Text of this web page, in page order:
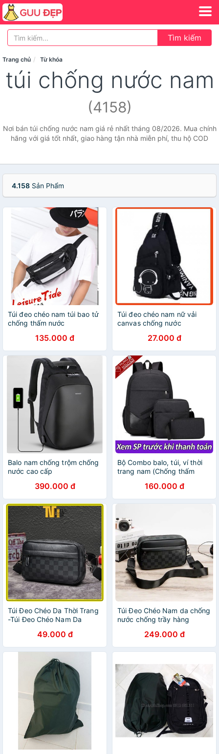
Tìm kiếm
Trang chủ Từ khóa
túi chống nước nam
(4158)
Nơi bán túi chống nước nam giá rẻ nhất tháng 08/2026. Mua chính
hãng với giá tốt nhất, giao hàng tận nhà miễn phí, thu hộ COD
4.158 Sản Phẩm
Túi đeo chéo nam túi bao tử
chống thấm nước
135.000 đ
Túi đeo chéo nam nữ vải
canvas chống nước
27.000 đ
Balo nam chống trộm chống
nước cao cấp
390.000 đ
Bộ Combo balo, túi, ví thời
trang nam (Chống thấm
160.000 đ
Túi Đeo Chéo Da Thời Trang
-Túi Đeo Chéo Nam Da
49.000 đ
Túi Đeo Chéo Nam da chống
nước chống trầy hàng
249.000 đ